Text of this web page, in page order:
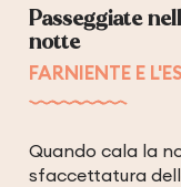
Passeggiate
notte
FARNIENTE E
Quando cala la
sfaccettatura